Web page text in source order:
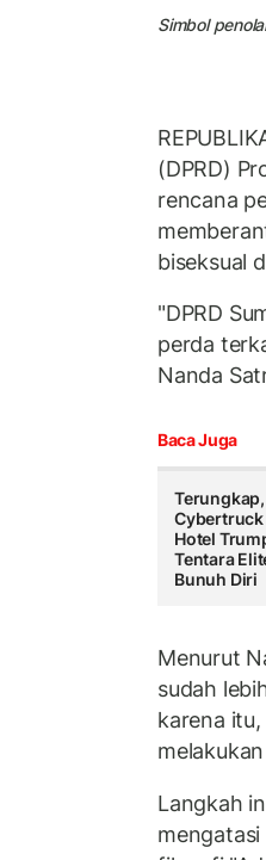
Simbol
(DPRD)
rencana
biseksual
"DPRD
perda
Nanda
Baca Juga
Cybertruck
Hotel
Tentara
Bunuh Diri
Menurut
sudah
karena
Langkah